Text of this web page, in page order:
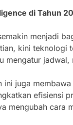
di Tahun
menjadi
kini teknologi
mengatur
ini juga
efisiensi
mengubah cara